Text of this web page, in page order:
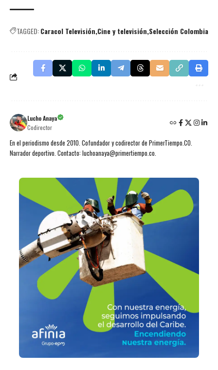
TAGGED:Caracol Televisión Cine y televisión Selección Colombia
Lucho Anaya
Codirector
En el periodismo desde 2010. Cofundador y codirector de PrimerTiempo.CO.
Narrador deportivo. Contacto: luchoanaya@primertiempo.co.